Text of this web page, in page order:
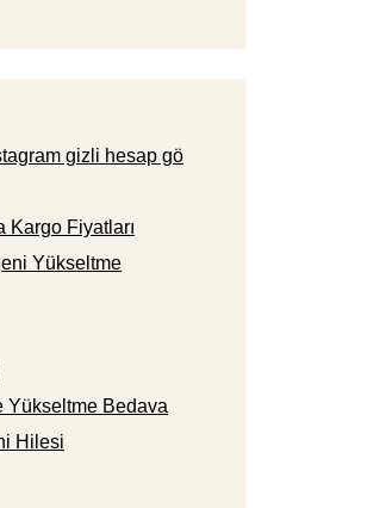
gizli hesap gö
Kargo Fiyatları
Yükseltme
Yükseltme Bedava
Hilesi